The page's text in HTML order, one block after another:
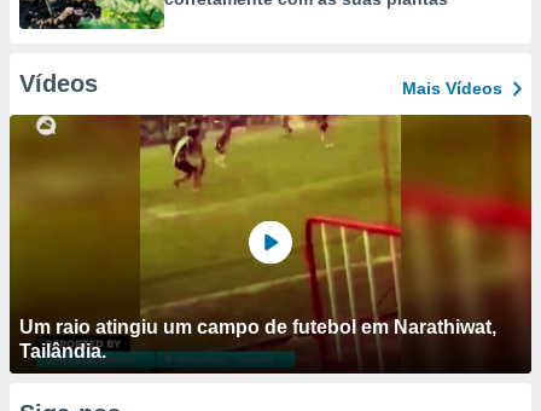
Vídeos Mais Vídeos
Um raio atingiu um campo de futebol em Narathiwat,
Tailândia.